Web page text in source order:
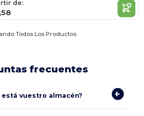
de:
Todos Los Productos.
frecuentes
está vuestro almacén?